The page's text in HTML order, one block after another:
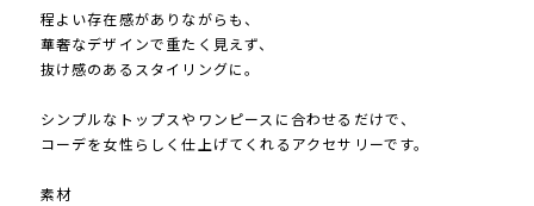
程よい存在感がありながらも、
華奢なデザインで重たく見えず、
抜け感のあるスタイリングに。
シンプルなトップスやワンピースに合わせるだけで、
コーデを女性らしく仕上げてくれるアクセサリーです。
素材